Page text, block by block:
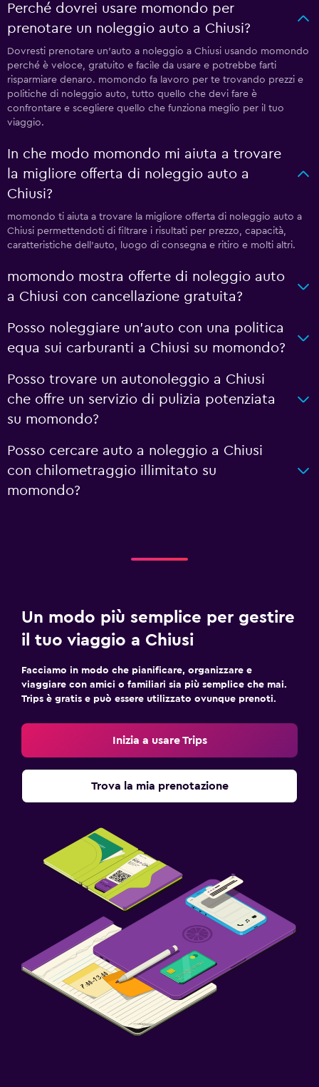
Perché dovrei usare momondo per
prenotare un noleggio auto a Chiusi?
Dovresti prenotare un'auto a noleggio a Chiusi usando momondo
perché è veloce, gratuito e facile da usare e potrebbe farti
risparmiare denaro. momondo fa lavoro per te trovando prezzi e
politiche di noleggio auto, tutto quello che devi fare è
confrontare e scegliere quello che funziona meglio per il tuo
viaggio.
In che modo momondo mi aiuta a trovare
la migliore offerta di noleggio auto a
Chiusi?
momondo ti aiuta a trovare la migliore offerta di noleggio auto a
Chiusi permettendoti di filtrare i risultati per prezzo, capacità,
caratteristiche dell'auto, luogo di consegna e ritiro e molti altri.
momondo mostra offerte di noleggio auto
a Chiusi con cancellazione gratuita?
Posso noleggiare un'auto con una politica
equa sui carburanti a Chiusi su momondo?
Posso trovare un autonoleggio a Chiusi
che offre un servizio di pulizia potenziata
su momondo?
Posso cercare auto a noleggio a Chiusi
con chilometraggio illimitato su
momondo?
Un modo più semplice per gestire
il tuo viaggio a Chiusi
Facciamo in modo che pianificare, organizzare e
viaggiare con amici o familiari sia più semplice che mai.
Trips è gratis e può essere utilizzato ovunque prenoti.
Inizia a usare Trips
Trova la mia prenotazione